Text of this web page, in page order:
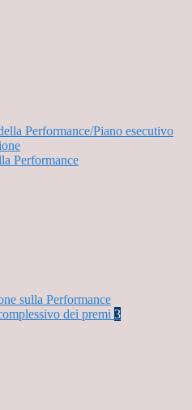
Performance/Piano esecutivo
Performance
sulla Performance
dei premi 3